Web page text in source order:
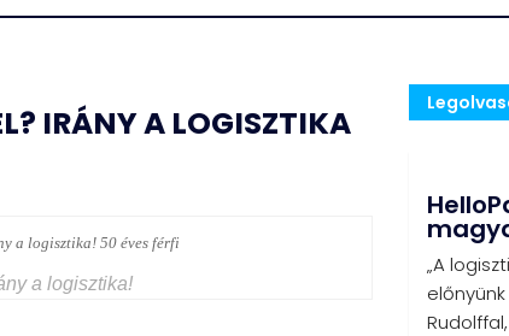
IRÁNY A LOGISZTIKA
a logisztika!
„A